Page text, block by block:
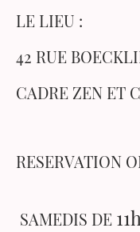
LE LIEU :
42 RUE
CADRE ZEN ET
RESERVATION
SAMEDIS DE